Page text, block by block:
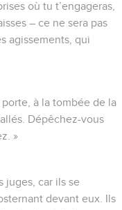
où tu t’engageras,
– ce ne sera pas
agissements, qui
à la tombée de la
Dépêchez-vous
»
juges, car ils se
devant eux. Ils